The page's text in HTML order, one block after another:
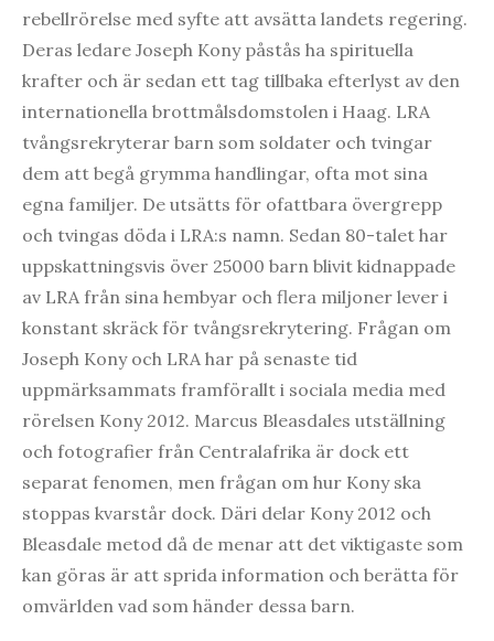
rebellrörelse med syfte att avsätta landets regering.
Deras ledare Joseph Kony påstås ha spirituella
krafter och är sedan ett tag tillbaka efterlyst av den
internationella brottmålsdomstolen i Haag. LRA
tvångsrekryterar barn som soldater och tvingar
dem att begå grymma handlingar, ofta mot sina
egna familjer. De utsätts för ofattbara övergrepp
och tvingas döda i LRA:s namn. Sedan 80-talet har
uppskattningsvis över 25000 barn blivit kidnappade
av LRA från sina hembyar och flera miljoner lever i
konstant skräck för tvångsrekrytering. Frågan om
Joseph Kony och LRA har på senaste tid
uppmärksammats framförallt i sociala media med
rörelsen Kony 2012. Marcus Bleasdales utställning
och fotografier från Centralafrika är dock ett
separat fenomen, men frågan om hur Kony ska
stoppas kvarstår dock. Däri delar Kony 2012 och
Bleasdale metod då de menar att det viktigaste som
kan göras är att sprida information och berätta för
omvärlden vad som händer dessa barn.